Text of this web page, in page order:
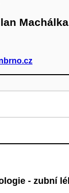
- zubní